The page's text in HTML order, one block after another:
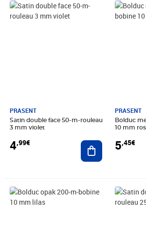
PRASENT
Satin double face 50-m-rouleau
3 mm violet
4,99€
Prix 4,99€
Ajouter au
PRASENT
Bolduc
10 mm
5,45€
Prix 5,45€
Prix 4,99€ Prix 5,99€